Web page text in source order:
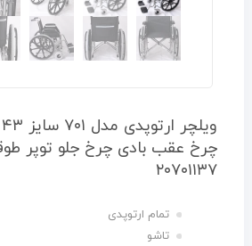
چرخ عقب بادی چرخ جلو توپر
۲۰۷۰۱۱۳۷
تمام ارتوپدی
تاشو